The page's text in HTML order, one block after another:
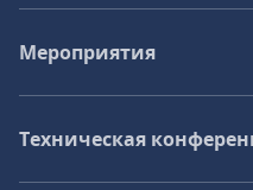
Мероприятия
Техническая